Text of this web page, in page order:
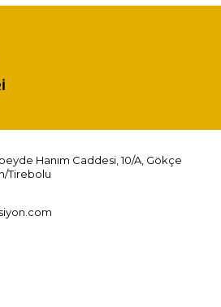
Hanım Caddesi, 10/A, Gökçe
Tirebolu